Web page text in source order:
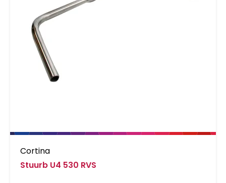
Cortina
Stuurb U4 530 RVS